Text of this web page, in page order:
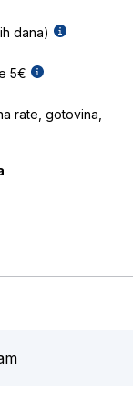
dana)
5€
rate, gotovina,